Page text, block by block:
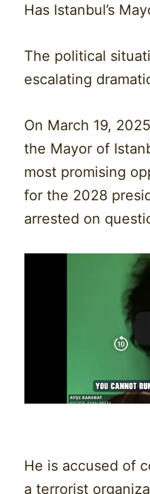
Has Istanbul’s
The political
escalating
On March 19,
the Mayor of
most promising
for the 2028
arrested on
He is accused of
a terrorist